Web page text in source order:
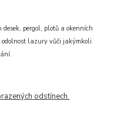
pergol, plotů a okenních
lazury vůči jakýmkoli
odstínech.